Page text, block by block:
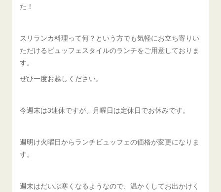
た！
スリランカ料理って何？という方でも気軽にお立ち寄りい
ただけるビュッフェスタイルのランチをご用意しておりま
す。
ぜひ一度お越しください。
今週末は3連休ですが、月曜日は定休日でお休みです。
週明け火曜日からランチビュッフェの価格が変更になりま
す。
週末はだいぶ寒くなるようなので、温かくしてお出かけく